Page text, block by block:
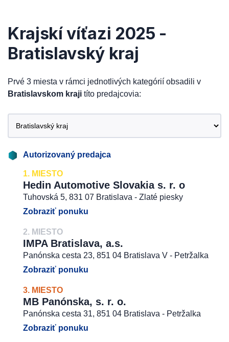
Krajskí víťazi 2025 -
Bratislavský kraj
Prvé 3 miesta v rámci jednotlivých kategórií obsadili v
Bratislavskom kraji títo predajcovia:
Autorizovaný predajca
1. MIESTO
Hedin Automotive Slovakia s. r. o
Tuhovská 5, 831 07 Bratislava - Zlaté piesky
Zobraziť ponuku
2. MIESTO
IMPA Bratislava, a.s.
Panónska cesta 23, 851 04 Bratislava V - Petržalka
Zobraziť ponuku
3. MIESTO
MB Panónska, s. r. o.
Panónska cesta 31, 851 04 Bratislava - Petržalka
Zobraziť ponuku